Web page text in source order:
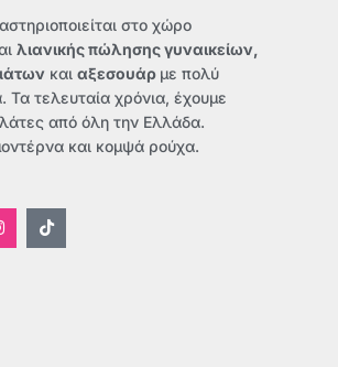
στο χώρο
λιανικής πώλησης γυναικείων,
και αξεσουάρ με πολύ
Τα τελευταία χρόνια, έχουμε
από όλη την Ελλάδα.
και κομψά ρούχα.
T
i
k